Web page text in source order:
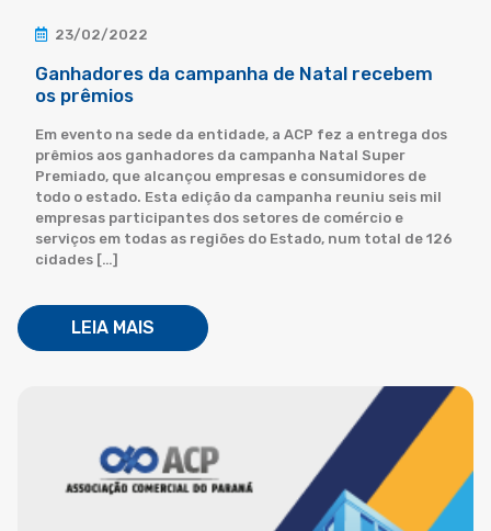
23/02/2022
Ganhadores da campanha de Natal recebem
os prêmios
Em evento na sede da entidade, a ACP fez a entrega dos
prêmios aos ganhadores da campanha Natal Super
Premiado, que alcançou empresas e consumidores de
todo o estado. Esta edição da campanha reuniu seis mil
empresas participantes dos setores de comércio e
serviços em todas as regiões do Estado, num total de 126
cidades […]
LEIA MAIS